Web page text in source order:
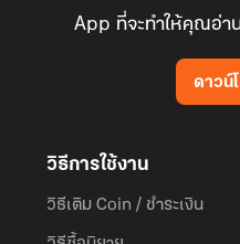
App ที่จะทำให้คุณอ่า
ดาวน์
วิธีการใช้งาน
วิธีเติม Coin / ชำระเงิน